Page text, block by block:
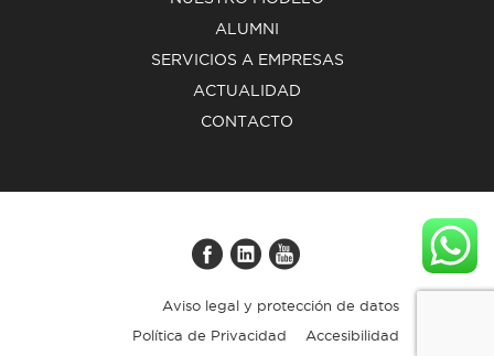
ALUMNI
SERVICIOS A EMPRESAS
ACTUALIDAD
CONTACTO
Aviso legal y protección de datos
Política de Privacidad
Accesibilidad